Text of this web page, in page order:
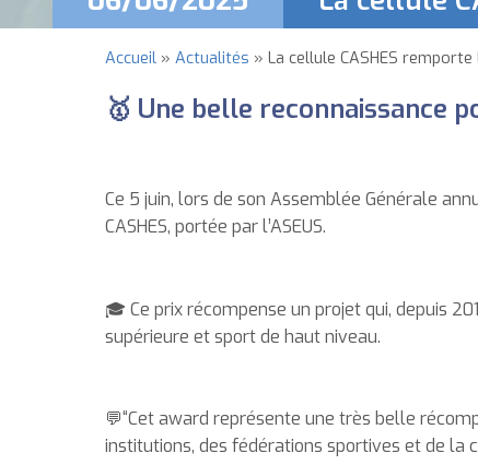
Fil
d'Ariane
Accueil Actualités La cellule CASHES
🥇 Une belle reconnaissance
Ce 5 juin, lors de son Assemblée Générale
CASHES, portée par l’ASEUS.
🎓 Ce prix récompense un projet qui, depuis
supérieure et sport de haut niveau.
💬“Cet award représente une très belle
institutions, des fédérations sportives et de la